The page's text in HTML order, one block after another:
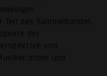
des Sammelbandes
der
von
und